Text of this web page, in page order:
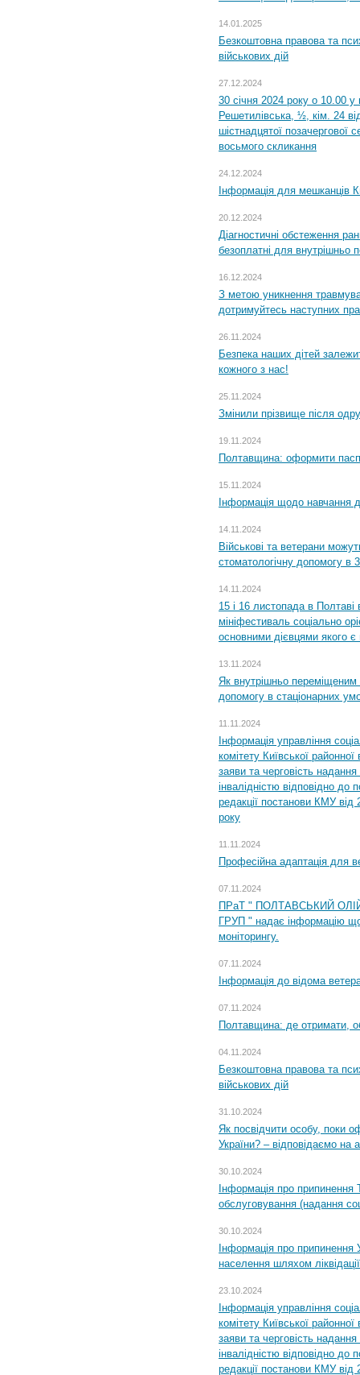
14.01.2025
Безкоштовна правова та
військових дій
27.12.2024
30 січня 2024 року о 10.00 у
Решетилівська, ½, кім. 24
шістнадцятої позачергової
восьмого скликання
24.12.2024
Інформація для мешканців
20.12.2024
Діагностичні обстеження
безоплатні для внутрішньо
16.12.2024
З метою уникнення
дотримуйтесь наступних
26.11.2024
Безпека наших дітей
кожного з нас!
25.11.2024
Змінили прізвище після
19.11.2024
Полтавщина: оформити
15.11.2024
Інформація щодо навчання
14.11.2024
Військові та ветерани
стоматологічну допомогу в
14.11.2024
15 і 16 листопада в
мініфестиваль соціально
основними дієвцями якого є
13.11.2024
Як внутрішньо переміщеним
допомогу в стаціонарних
11.11.2024
Інформація управління
комітету Київської
заяви та черговість надання
інвалідністю відповідно
редакції постанови КМУ
року
11.11.2024
Професійна адаптація для
07.11.2024
ПРаТ " ПОЛТАВСЬКИЙ
ГРУП " надає інформацію
моніторингу.
07.11.2024
Інформація до відома
07.11.2024
Полтавщина: де отримати,
04.11.2024
Безкоштовна правова та
військових дій
31.10.2024
Як посвідчити особу, поки
України? – відповідаємо на
30.10.2024
Інформація про припинення
обслуговування (надання
30.10.2024
Інформація про припинення
населення шляхом ліквідації
23.10.2024
Інформація управління
комітету Київської
заяви та черговість надання
інвалідністю відповідно
редакції постанови КМУ